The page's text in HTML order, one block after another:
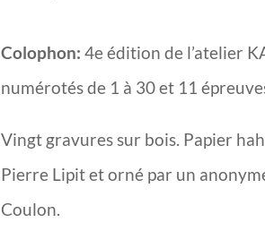
Colophon:4e édition de l’atelier
numérotés de 1 à 30 et 11
Vingt gravures sur bois. Papier
Pierre Lipit et orné par un
Coulon.